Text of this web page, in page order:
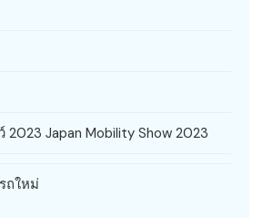
2023 Japan Mobility Show 2023
ถใหม่